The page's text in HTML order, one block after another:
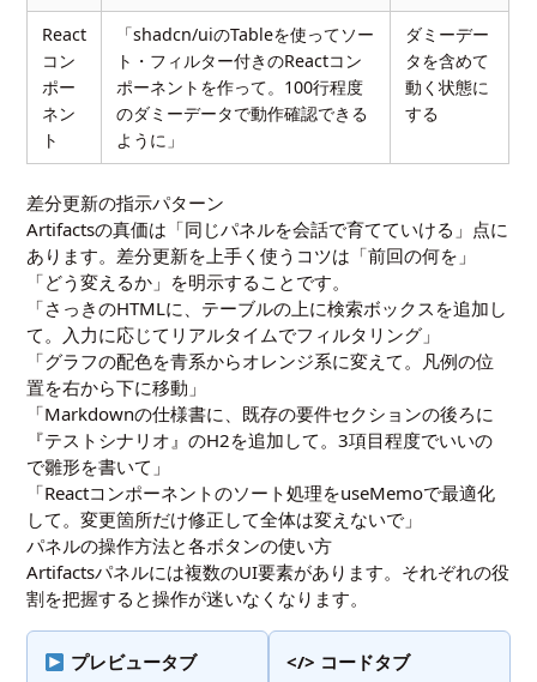
React
コン
ポー
ネン
ト
「shadcn/uiのTableを使ってソー
ト・フィルター付きのReactコン
ポーネントを作って。100行程度
のダミーデータで動作確認できる
ように」
ダミーデー
タを含めて
動く状態に
する
差分更新の指示パターン
Artifactsの真価は「同じパネルを会話で育てていける」点に
あります。差分更新を上手く使うコツは「前回の何を」
「どう変えるか」を明示することです。
「さっきのHTMLに、テーブルの上に検索ボックスを追加し
て。入力に応じてリアルタイムでフィルタリング」
「グラフの配色を青系からオレンジ系に変えて。凡例の位
置を右から下に移動」
「Markdownの仕様書に、既存の要件セクションの後ろに
『テストシナリオ』のH2を追加して。3項目程度でいいの
で雛形を書いて」
「Reactコンポーネントのソート処理をuseMemoで最適化
して。変更箇所だけ修正して全体は変えないで」
パネルの操作方法と各ボタンの使い方
Artifactsパネルには複数のUI要素があります。それぞれの役
割を把握すると操作が迷いなくなります。
プレビュータブ
</> コードタブ